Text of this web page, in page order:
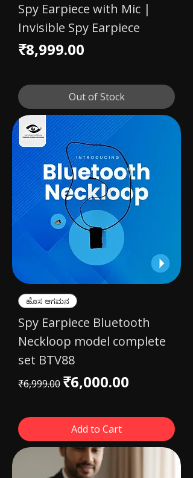
Spy Earpiece with Mic |
Invisible Spy Earpiece
Price
₹8,999.00
Out of Stock
ಹೊಸ ಆಗಮನ
Spy Earpiece Bluetooth
Neckloop model complete
set BTV88
Regular Price
₹6,999.00 Sale Price
₹6,000.00
Add to Cart